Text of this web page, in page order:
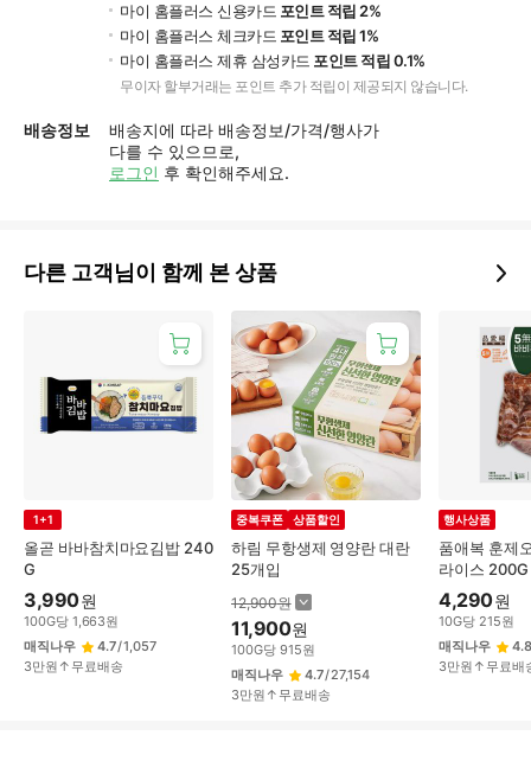
마이 홈플러스 신용카드 포인트 적립 2%
마이 홈플러스 체크카드 포인트 적립 1%
마이 홈플러스 제휴 삼성카드 포인트 적립 0.1%
무이자 할부거래는 포인트 추가 적립이 제공되지 않습니다.
배송정보
배송지에 따라 배송정보/가격/행사가
다를 수 있으므로,
로그인 후 확인해주세요.
다른 고객님이 함께 본 상품
올곧 바바참치마요김밥 240
G
1+1
3,990원
100G당 1,663원
매직나우
4.7/1,057
3만원↑무료배송
하림 무항생제 영양란 대란
25개입
중복쿠폰 상품할인
12,900원
11,900원
100G당 915원
매직나우
4.7/27,154
3만원↑무료배송
품애복 훈제
라이스 200G
행사상품
4,290원
10G당 215원
매직나우
4.8
3만원↑무료배